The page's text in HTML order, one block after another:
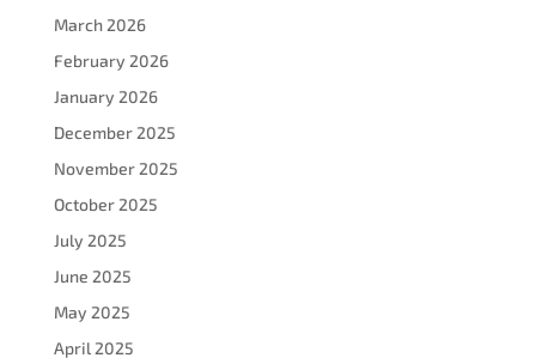
March 2026
February 2026
January 2026
December 2025
November 2025
October 2025
July 2025
June 2025
May 2025
April 2025